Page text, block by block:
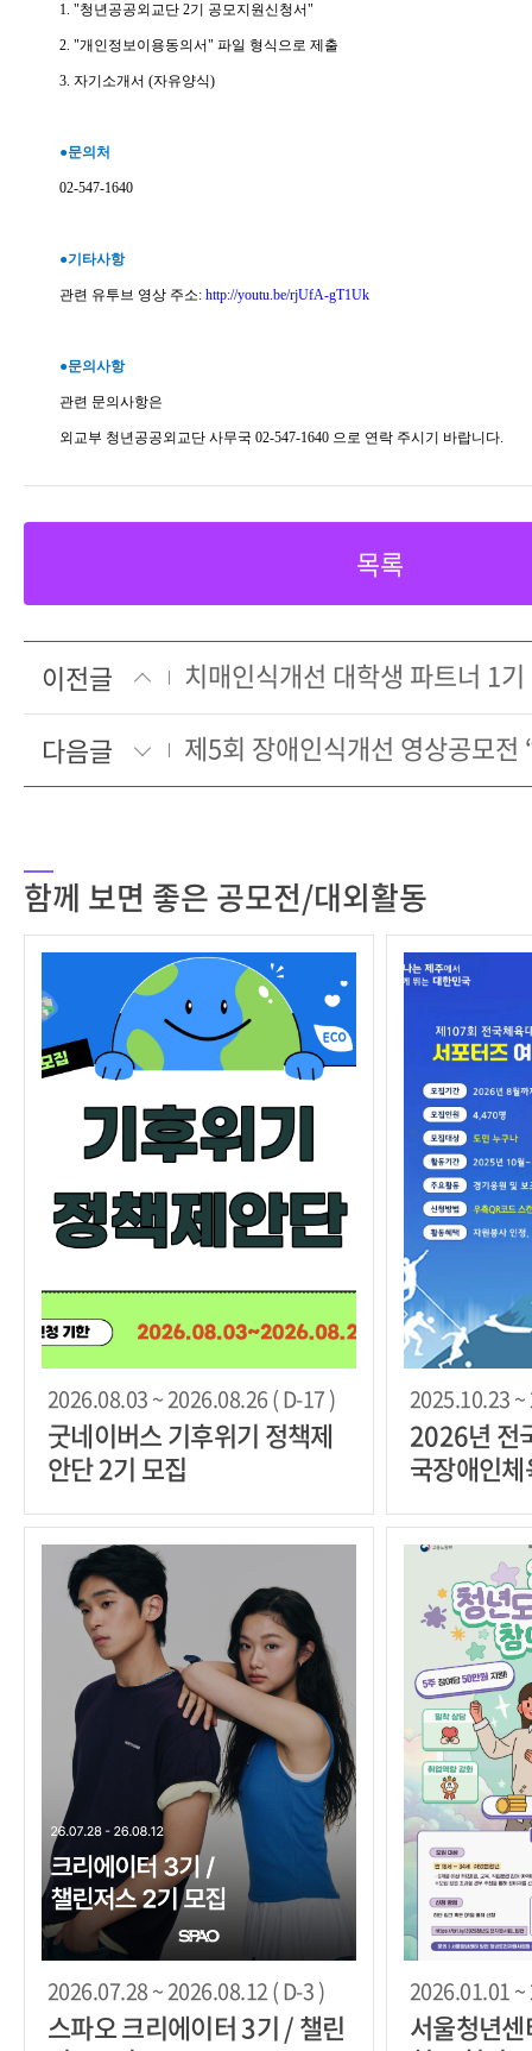
1. "청년공공외교단 2기 공모지원신청서"
2. "개인정보이용동의서" 파일 형식으로 제출
3. 자기소개서 (자유양식)
●문의처
02-547-1640
●기타사항
관련 유투브 영상 주소: http://youtu.be/rjUfA-gT1Uk
●문의사항
관련 문의사항은
외교부 청년공공외교단 사무국 02-547-1640 으로 연락 주시기 바랍니다.
목록
이전글
치매인식개선 대학생 파트너 1
다음글
함께 보면 좋은 공모전/대외활동
2026.08.03 ~ 2026.08.26 ( D-17 )
굿네이버스 기후위기 정책제
안단 2기 모집
2025.10.23 ~
2026년 전
국장애인
2026.07.28 ~ 2026.08.12 ( D-3 )
스파오 크리에이터 3기 / 챌린
2026.01.01 ~
서울청년